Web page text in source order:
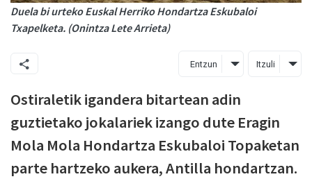
Duela bi urteko Euskal Herriko Hondartza Eskubaloi
Txapelketa. (Onintza Lete Arrieta)
Entzun Itzuli
Ostiraletik igandera bitartean adin
guztietako jokalariek izango dute Eragin
Mola Mola Hondartza Eskubaloi Topaketan
parte hartzeko aukera, Antilla hondartzan.